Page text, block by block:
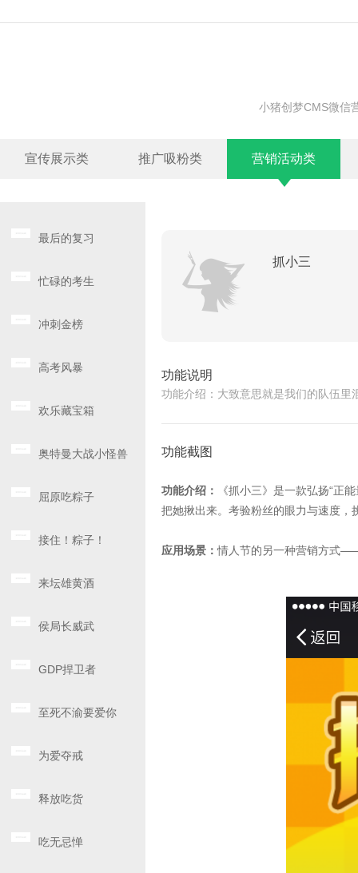
小猪创梦CMS微信
宣传展示类 推广吸粉类 营销活动类
最后的复习
忙碌的考生
冲刺金榜
高考风暴
欢乐藏宝箱
奥特曼大战小怪兽
屈原吃粽子
接住！粽子！
来坛雄黄酒
侯局长威武
GDP捍卫者
至死不渝要爱你
为爱夺戒
释放吃货
吃无忌惮
抓小三
功能说明
功能介绍：大致意思就是我们的队伍
功能截图
功能介绍：
《抓小三》是一款弘扬“正
把她揪出来。考验粉丝的眼力与速度，
应用场景：情人节的另一种营销方式